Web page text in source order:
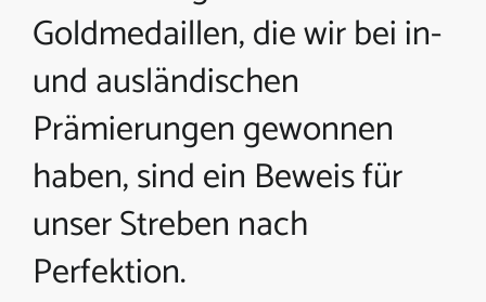
Goldmedaillen, die wir bei in-
und ausländischen
Prämierungen gewonnen
haben, sind ein Beweis für
unser Streben nach
Perfektion.